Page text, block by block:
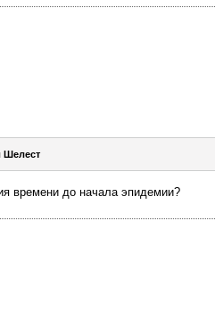
Шелест
времени до начала эпидемии?